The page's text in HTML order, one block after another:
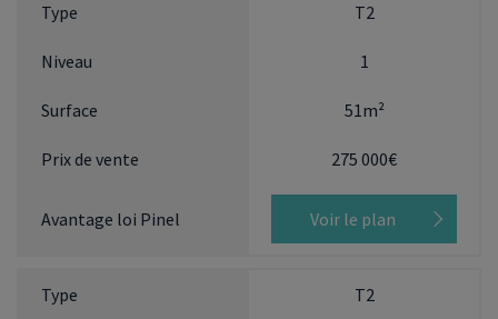
T2
1
51m²
275 000€
Voir le plan
T2